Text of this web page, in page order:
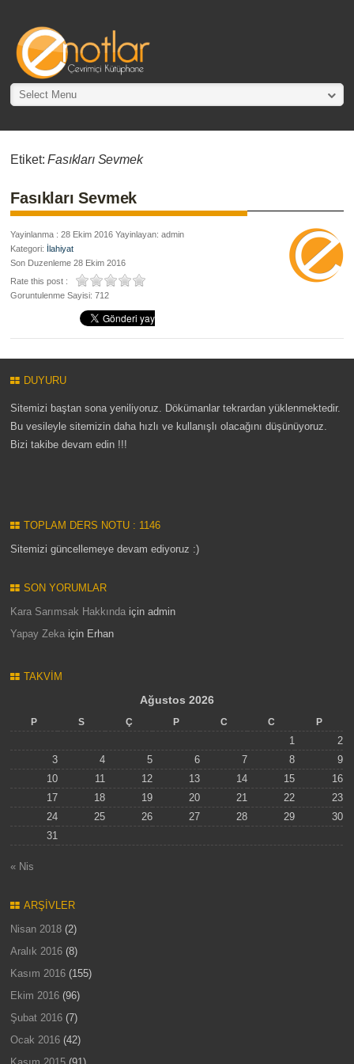
Select Menu
Etiket:Fasıkları Sevmek
Fasıkları Sevmek
Yayinlanma : 28 Ekim 2016 Yayinlayan: admin
Kategori: İlahiyat
Son Duzenleme 28 Ekim 2016
Rate this post :
Goruntulenme Sayisi: 712
DUYURU
Sitemizi baştan sona yeniliyoruz. Dökümanlar tekrardan yüklenmektedir.
Bu vesileyle sitemizin daha hızlı ve kullanışlı olacağını düşünüyoruz.
Bizi takibe devam edin !!!
TOPLAM DERS NOTU : 1146
Sitemizi güncellemeye devam ediyoruz :)
SON YORUMLAR
Kara Sarımsak Hakkında içinadmin
Yapay Zeka için Erhan
TAKVIM
Ağustos 2026
P S Ç P C C P
1
2
3
4 5 6 7 8
9
10
11 12 13 14 15
16
17
18 19 20 21 22
23
24
25 26 27 28 29
30
31
« Nis
ARŞIVLER
Nisan 2018 (2)
Aralık 2016 (8)
Kasım 2016 (155)
Ekim 2016 (96)
Şubat 2016 (7)
Ocak 2016 (42)